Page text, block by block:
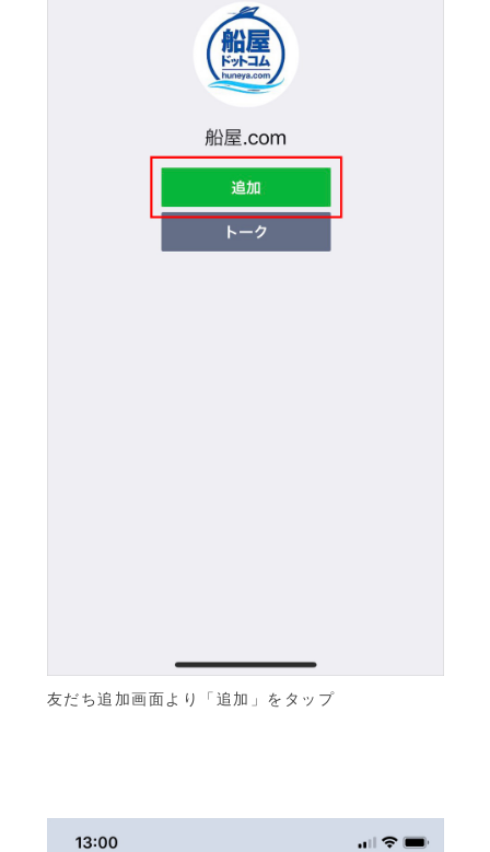
友だち追加画面より「追加」をタップ